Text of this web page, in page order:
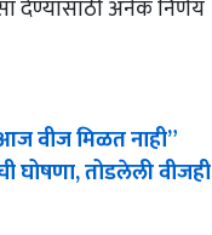
देण्यासाठी अनेक निर्णय
वीज मिळत नाही”
घोषणा, तोडलेली वीजही